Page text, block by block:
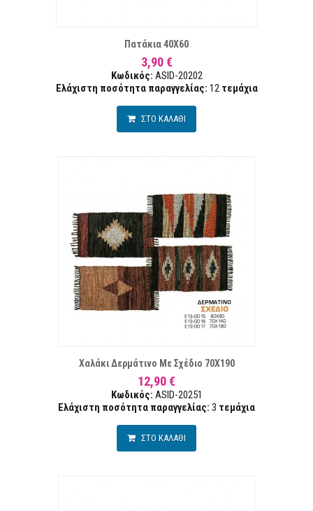
Πατάκια 40Χ60
3,90 €
Κωδικός: ASID-20202
Ελάχιστη ποσότητα παραγγελίας: 12 τεμάχια
ΣΤΟ ΚΑΛΑΘΙ
Χαλάκι Δερμάτινο Με Σχέδιο 70Χ190
12,90 €
Κωδικός: ASID-20251
Ελάχιστη ποσότητα παραγγελίας: 3 τεμάχια
ΣΤΟ ΚΑΛΑΘΙ